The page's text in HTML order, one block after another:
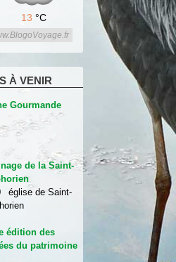
13 °C
À VENIR
Gourmande
de la Saint-
église de Saint-
édition des
du patrimoine